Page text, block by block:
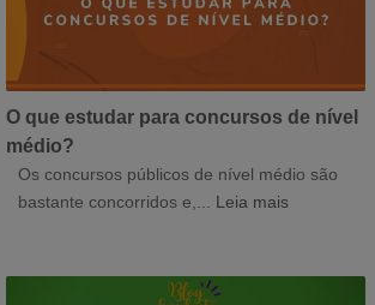
+
O que estudar para concursos de nível
médio?
Os concursos públicos de nível médio são
bastante concorridos e,...
Leia mais